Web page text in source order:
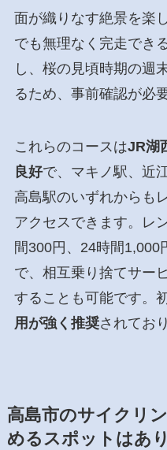
面が織りなす絶景を楽
でも無理なく完走でき
し、桜の見頃時期の週
るため、事前確認が必
これらのコースはJR湖
良好で、マキノ駅、近
高島駅のいずれからも
アクセスできます。レ
間300円、24時間1,000
で、相互乗り捨てサー
することも可能です。
用が強く推奨されてお
高島市のサイクリ
めるスポットはあ